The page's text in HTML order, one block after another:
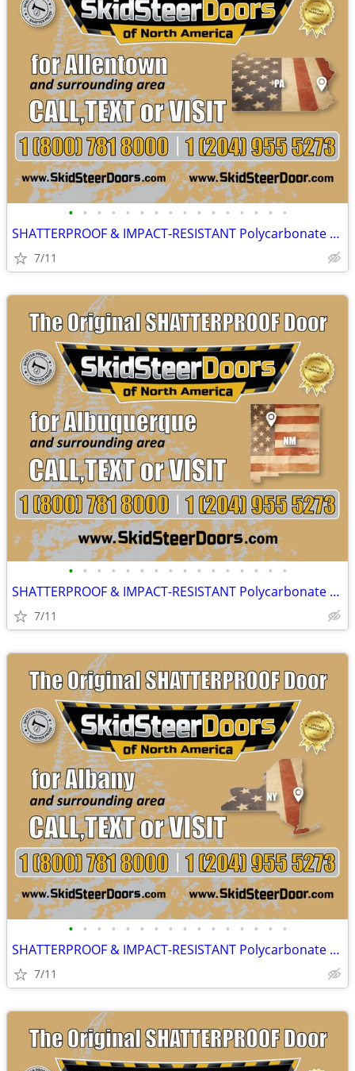
• • • • • • • • • • • • • • • •
SHATTERPROOF & IMPACT-RESISTANT Polycarbonate Skid Steer Door Kits
7/11
• • • • • • • • • • • • • • • •
SHATTERPROOF & IMPACT-RESISTANT Polycarbonate Skid Steer Door Kits
7/11
• • • • • • • • • • • • • • • •
SHATTERPROOF & IMPACT-RESISTANT Polycarbonate Skid Steer Door Kits
7/11